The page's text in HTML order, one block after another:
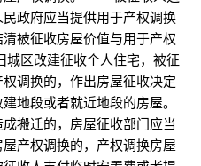
政府应当提供用于产权调换
被征收房屋价值与用于产权
区改建征收个人住宅，被征
调换的，作出房屋征收决定
地段或者就近地段的房屋。
迁的，房屋征收部门应当
产权调换的，产权调换房屋